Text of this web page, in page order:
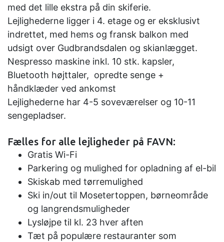
med det lille ekstra på din skiferie.
Lejlighederne ligger i 4. etage og er eksklusivt
indrettet, med hems og fransk balkon med
udsigt over Gudbrandsdalen og skianlægget.
Nespresso maskine inkl. 10 stk. kapsler,
Bluetooth højttaler, opredte senge +
håndklæder ved ankomst
Lejlighederne har 4-5 soveværelser og 10-11
sengepladser.
Fælles for alle lejligheder på FAVN:
Gratis Wi-Fi
Parkering og mulighed for opladning af el-bil
Skiskab med tørremulighed
Ski in/out til Mosetertoppen, børneområde
og langrendsmuligheder
Lysløjpe til kl. 23 hver aften
Tæt på populære restauranter som